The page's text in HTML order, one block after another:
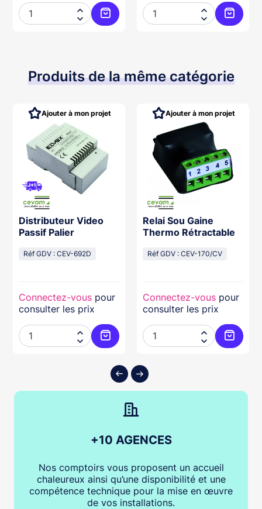


Ajouter au panier


Produits de la même catégorie
au panier
Distributeur Video
Passif Palier
Réf GDV : CEV-692D
Connectez-vous pour
consulter les prix


Ajouter au panier
Ajouter à mon projet
Relai Sou Gaine
Thermo Rétractable
Réf GDV : CEV-170/CV
Connectez-vous pour
consulter les prix


Ajouter à mon projet
+10 AGENCES
Nos comptoirs vous proposent un accueil
chaleureux ainsi qu’une disponibilité et une
compétence technique pour la mise en œuvre
de vos installations.